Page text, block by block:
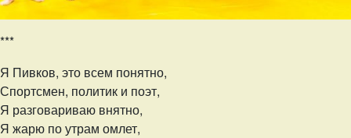
***
Я Пивков, это всем понятно,
Спортсмен, политик и поэт,
Я разговариваю внятно,
Я жарю по утрам омлет,